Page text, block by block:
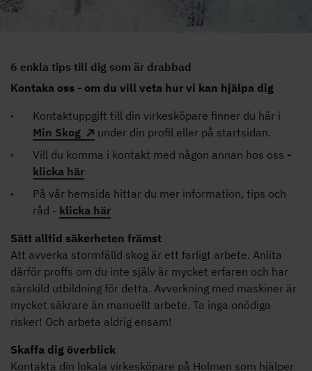
6 enkla tips till dig som är drabbad
Kontaka oss - om du vill veta hur vi kan hjälpa dig
Kontaktuppgift till din virkesköpare finner du här i
Min Skog
under din profil eller på startsidan.
Vill du komma i kontakt med någon annan hos oss -
klicka här
På vår hemsida hittar du mer information, tips och
råd - klicka här
Sätt alltid säkerheten främst
Att avverka stormfälld skog är ett farligt arbete. Anlita
därför proffs om du inte själv är mycket erfaren och har
särskild utbildning för detta. Avverkning med maskiner är
mycket säkrare än manuellt arbete. Ta inga onödiga
risker! Och arbeta aldrig ensam!
Skaffa dig överblick
Kontakta din lokala virkesköpare på Holmen som hjälper